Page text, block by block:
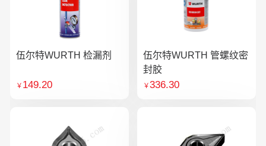
伍尔特WURTH 检漏剂
￥ 149.20
伍尔特WURTH 管螺纹密
封胶
￥336.30